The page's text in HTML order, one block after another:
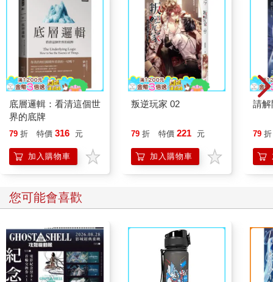
底層邏輯：看清這個世
界的底牌
79 折 特價 316 元
加入購物車
叛逆玩家 02
79 折 特價 221 元
加入購物車
請解
79 折
您可能會喜歡